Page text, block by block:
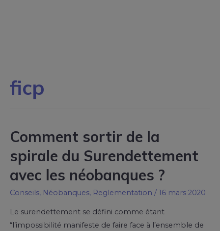
ficp
Comment sortir de la
spirale du Surendettement
avec les néobanques ?
Conseils, Néobanques, Reglementation / 16 mars 2020
Le surendettement se défini comme étant
“l’impossibilité manifeste de faire face à l’ensemble de